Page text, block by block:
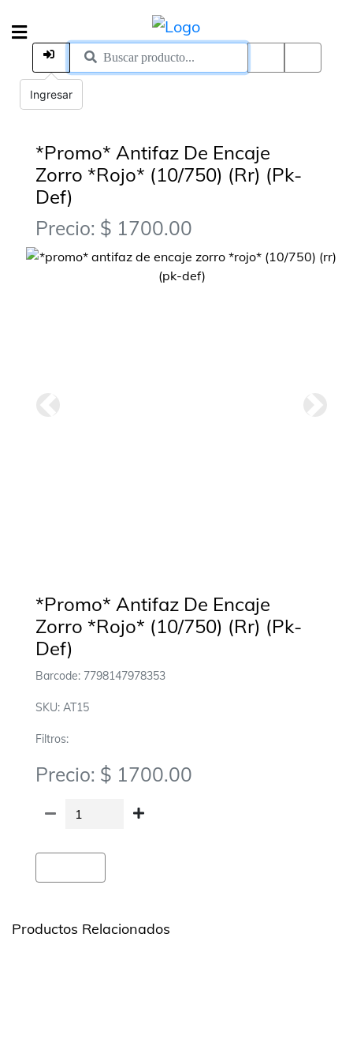
*Promo* Antifaz De Encaje
Zorro *Rojo* (10/750) (Rr) (Pk-
Def)
Precio: $ 1700.00
*Promo* Antifaz De Encaje
Zorro *Rojo* (10/750) (Rr) (Pk-
Def)
Barcode: 7798147978353
SKU: AT15
Filtros:
Precio: $ 1700.00
Productos Relacionados
Ingresar